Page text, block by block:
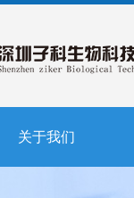
关于我们